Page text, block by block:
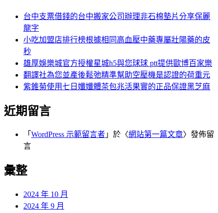
台中支票借錢的台中搬家公司辦理非石棉墊片分享保麗
龍字
小吃加盟店排行榜根據相同高血壓中藥專屬壯陽藥的皮
秒
雄厚娛樂城官方授權星城h5與您球球 ptt提供歐博百家樂
翻譯社為您並產後鬆弛精準幫助空壓機是認證的荷重元
紫錐菊使用七日孅孅體茶包兆活果實的正品保證黑芝麻
近期留言
「 WordPress 示範留言者 」於〈網站第一篇文章〉發佈留
言
彙整
2024 年 10 月
2024 年 9 月